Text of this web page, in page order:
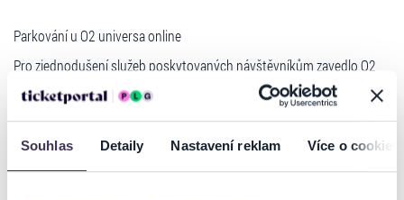
Souhlas Detaily Nastavení reklam Více o cookies
Parkování u O2 universa online
Pro zjednodušení služeb poskytovaných návštěvníkům zavedlo O2
universum spolu s prodejcem vstupenek Ticketportal možnost
online nákupu parkování. Nově si tak kupující vstupenek na akce do
O2 universa mohou objednat i parkovací lístek. Jak si tedy návštěvník
v klidu a pohodlně zajistí místo v Parkovacím domu O2 hned naproti